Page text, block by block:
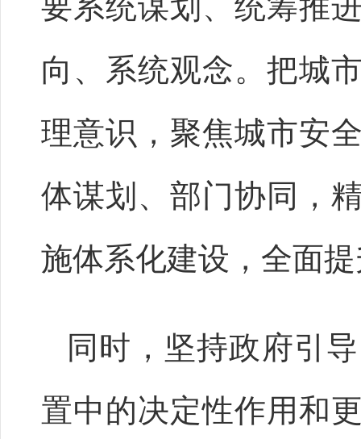
向、系统观念。把城
理意识，聚焦城市安
体谋划、部门协同，
施体系化建设，全面
同时，坚持政府引
置中的决定性作用和